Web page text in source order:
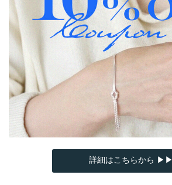
詳細はこちらから ▶▶